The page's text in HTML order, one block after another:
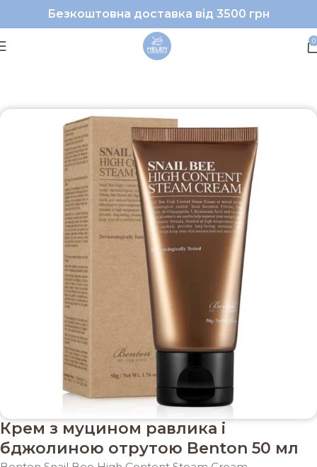
Безкоштовна доставка від 3500 грн
0
Крем з муцином равлика і
бджолиною отрутою Benton 50 мл